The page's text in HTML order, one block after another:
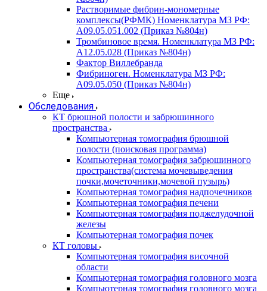
Растворимые фибрин-мономерные
комплексы(РФМК) Номенклатура МЗ РФ:
A09.05.051.002 (Приказ №804н)
Тромбиновое время. Номенклатура МЗ РФ:
A12.05.028 (Приказ №804н)
Фактор Виллебранда
Фибриноген. Номенклатура МЗ РФ:
A09.05.050 (Приказ №804н)
Еще
Обследования
КТ брюшной полости и забрюшинного
пространства
Компьютерная томография брюшной
полости (поисковая программа)
Компьютерная томография забрюшинного
пространства(система мочевыведения
почки,мочеточники,мочевой пузырь)
Компьютерная томография надпочечников
Компьютерная томография печени
Компьютерная томография поджелудочной
железы
Компьютерная томография почек
КТ головы
Компьютерная томография височной
области
Компьютерная томография головного мозга
Компьютерная томография головного мозга